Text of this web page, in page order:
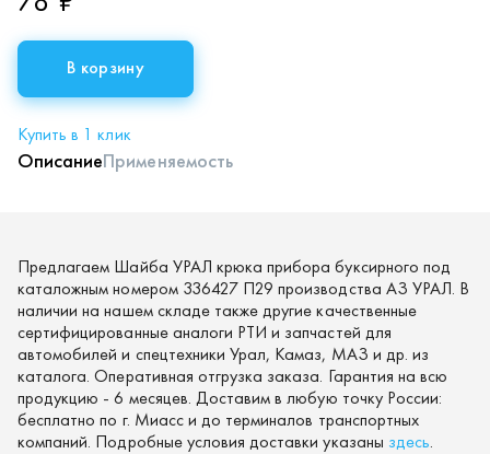
В корзину
Купить в 1 клик
ОписаниеПрименяемость
Предлагаем Шайба УРАЛ крюка прибора буксирного под
каталожным номером 336427 П29 производства АЗ УРАЛ. В
наличии на нашем складе также другие качественные
сертифицированные аналоги РТИ и запчастей для
автомобилей и спецтехники Урал, Камаз, МАЗ и др. из
каталога. Оперативная отгрузка заказа. Гарантия на всю
продукцию - 6 месяцев. Доставим в любую точку России:
бесплатно по г. Миасс и до терминалов транспортных
компаний. Подробные условия доставки указаны здесь.